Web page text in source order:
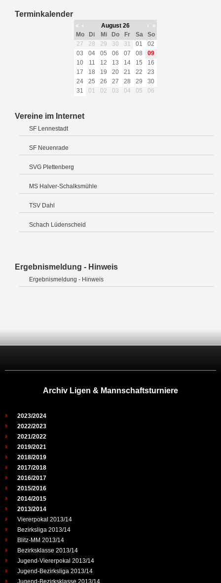
Terminkalender
« ‹ August 26 ›
»
Mo
Di Mi Do Fr Sa
So
27
28 29 30 31 01
02
03
04 05 06 07 08
09
10
11 12 13 14 15
16
17
18 19 20 21 22
23
24
25 26 27 28 29
30
31
01 02 03 04 05 06
Vereine im Internet
SF Lennestadt
SF Neuenrade
SVG Plettenberg
MS Halver-Schalksmühle
TSV Dahl
Schach Lüdenscheid
Ergebnismeldung - Hinweis
Ergebnismeldung - Hinweis
Archiv Ligen & Mannschaftsturniere
2023/2024
2022/2023
2021/2022
2019/2021
2018/2019
2017/2018
2016/2017
2015/2016
2014/2015
2013/2014
Viererpokal 2013/14
Bezirksliga 2013/14
Blitz-MM 2013/14
Bezirksklasse 2013/14
Jugend-Viererpokal 2013/14
Jugend-Bezirksliga 2013/14
Jugend-Bezirksklasse 2013/14